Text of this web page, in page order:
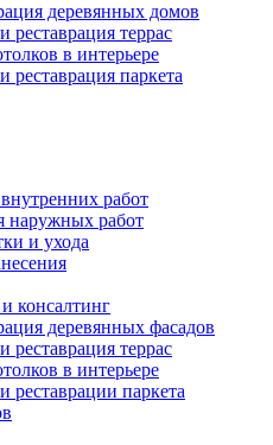
деревянных домов
террас
в интерьере
реставрация паркета
работ
наружных работ
и ухода
консалтинг
деревянных фасадов
реставрация террас
в интерьере
реставрации паркета